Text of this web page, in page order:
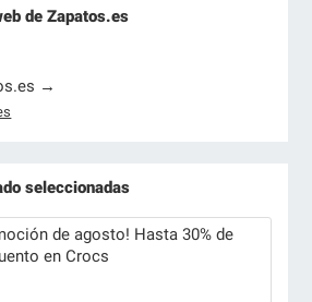
de Zapatos.es
→
seleccionadas
de agosto! Hasta 30% de
en Crocs